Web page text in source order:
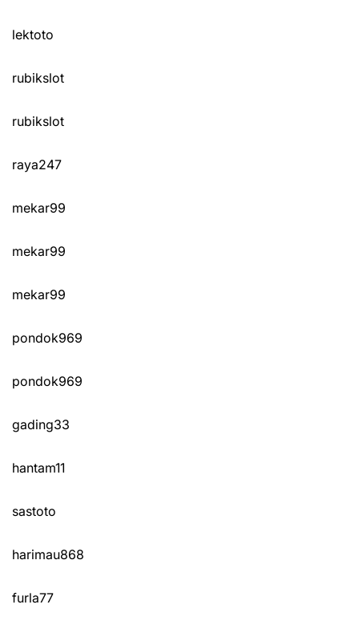
lektoto
rubikslot
rubikslot
raya247
mekar99
mekar99
mekar99
pondok969
pondok969
gading33
hantam11
sastoto
harimau868
furla77